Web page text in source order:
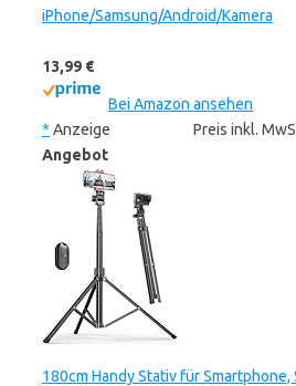
iPhone/Samsung/Android/Kamera
13,99 €
Bei Amazon ansehen
* Anzeige
Preis inkl.
Angebot
180cm Handy Stativ für